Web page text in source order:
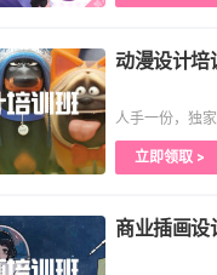
动漫设计培
人手一份，独
立即领取 >
商业插画设